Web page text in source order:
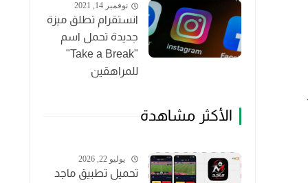
نوفمبر 14, 2021
انستقرام تطلق ميزة
جديدة تحمل اسم
"Take a Break"
للمراهقين
الأكثر مشاهدة
يوليو 22, 2026
تحميل تطبيق ماجد